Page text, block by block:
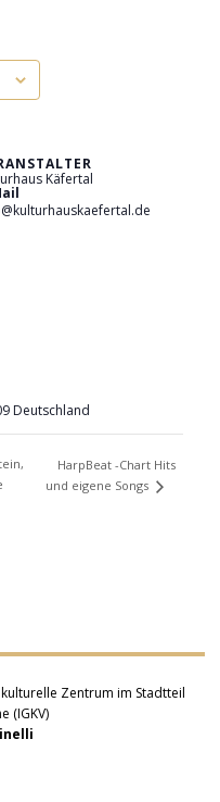
Deutschland
Käfertal
HarpBeat -Chart Hits
und eigene Songs
Zentrum im Stadtteil
(IGKV)